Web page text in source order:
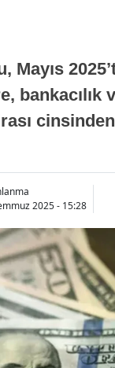
Mayıs
2025 - 15:28